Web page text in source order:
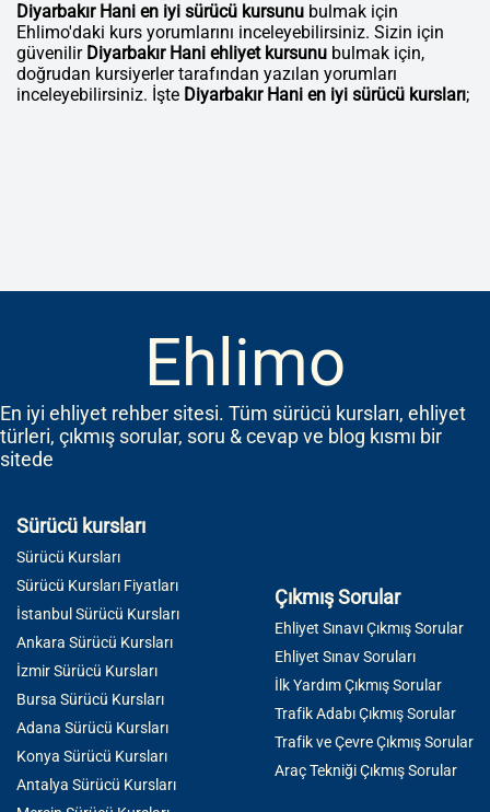
Diyarbakır Hani en iyi sürücü kursunu bulmak için
Ehlimo'daki kurs yorumlarını inceleyebilirsiniz. Sizin için
güvenilir Diyarbakır Hani ehliyet kursunu bulmak için,
doğrudan kursiyerler tarafından yazılan yorumları
inceleyebilirsiniz. İşte Diyarbakır Hani en iyi sürücü kursları;
Ehlimo
En iyi ehliyet rehber sitesi. Tüm sürücü kursları, ehliyet
türleri, çıkmış sorular, soru & cevap ve blog kısmı bir
sitede
Sürücü kursları
Sürücü Kursları
Sürücü Kursları Fiyatları
İstanbul Sürücü Kursları
Ankara Sürücü Kursları
İzmir Sürücü Kursları
Bursa Sürücü Kursları
Adana Sürücü Kursları
Konya Sürücü Kursları
Antalya Sürücü Kursları
Çıkmış Sorular
Ehliyet Sınavı Çıkmış Sorular
Ehliyet Sınav Soruları
İlk Yardım Çıkmış Sorular
Trafik Adabı Çıkmış Sorular
Trafik ve Çevre Çıkmış Sorular
Araç Tekniği Çıkmış Sorular